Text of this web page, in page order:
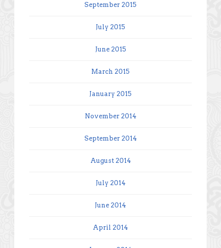
September 2015
July 2015
June 2015
March 2015
January 2015
November 2014
September 2014
August 2014
July 2014
June 2014
April 2014